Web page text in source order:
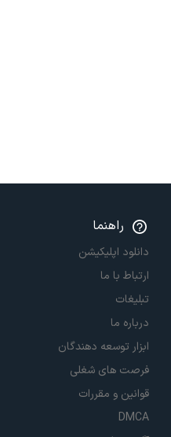
راهنما
دانلود اپلیکیشن
ارتباط با ما
تبلیغات
درباره ما
ابزار توسعه دهندگان
فرصت های شغلی
قوانین و مقررات
DMCA